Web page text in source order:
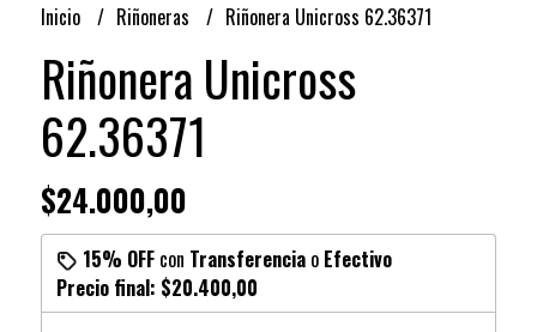
Inicio Riñoneras Riñonera Unicross 62.36371
Riñonera Unicross
62.36371
$24.000,00
15% OFFcon Transferenciao Efectivo
Precio final: $20.400,00